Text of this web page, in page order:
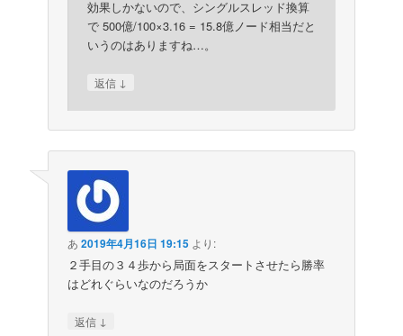
効果しかないので、シングルスレッド換算
で 500億/100×3.16 = 15.8億ノード相当だと
いうのはありますね…。
返信 ↓
あ 2019年4月16日 19:15 より:
２手目の３４歩から局面をスタートさせたら勝率
はどれぐらいなのだろうか
返信 ↓